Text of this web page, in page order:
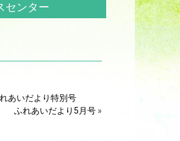
センター
あいだより特別号
ふれあいだより5月号 »